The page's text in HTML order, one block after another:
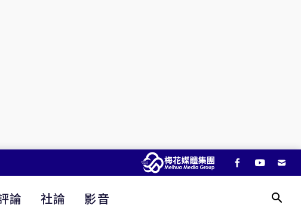
論 社論 影音